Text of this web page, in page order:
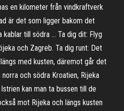
en kilometer från vindkraftverk
är det som ligger bakom det
kablar till södra … Ta dig dit: Flyg
och Zagreb. Ta dig runt: Det
med kusten, däremot går det
och södra Kroatien, Rijeka
kan man ta bussen till de
mot Rijeka och längs kusten